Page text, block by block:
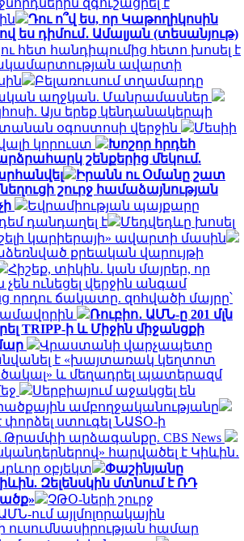
Դու ո՞վ ես, որ Կաթողիկոսին
ես դիմում․ Ամալյան (տեսանյութ)
հետ հանդիպումից հետո խոսել է
ավարտի
Բելառուսում տղամարդը
աղջկան. Մանրամասներ
Այս երեք կենդանակերպի
օգոստոսի վերջին
Մեսիի
կորուստ
Խոշոր հրդեհ
շենքերից մեկում.
Իրանն ու Օմանը շատ
շուրջ համաձայնության
Եվրամիության պայքարը
դանդաղել է
Մեդվեդևը խոսել
կարիերայի» ավարտի մասին
քրեական վարույթի
Հիշեք, տիկին․ կան մայրեր, որ
չեն ունեցել վերջին անգամ
որդու ճակատը. զոհվածի մայրը՝
Ռուբիո․ ԱՄՆ-ը 201 մլն
TRIPP-ի և Միջին միջանցքի
Վրաստանի վարչապետը
է «խայտառակ կեղտոտ
և մեղադրել պատերազմ
Սերբիայում աջակցել են
ամբողջականությանը
ստուգել ՆԱՏՕ-ի
Թրամփի արձագանքը. CBS News
հարվածել է Կիևին․
օբյեկտ
Փաշինյանը
Զելենսկին մտնում է ՌԴ
ՉԹՕ-ների շուրջ
ում այլմոլորակային
ուսումնասիրության համար